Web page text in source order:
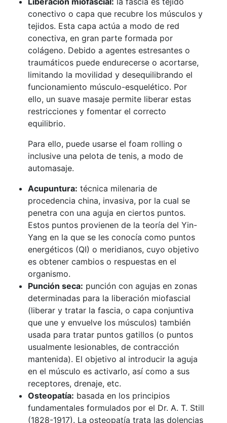
conectivo o capa que recubre los músculos y
tejidos. Esta capa actúa a modo de red
conectiva, en gran parte formada por
colágeno. Debido a agentes estresantes o
traumáticos puede endurecerse o acortarse,
limitando la movilidad y desequilibrando el
funcionamiento músculo-esquelético. Por
ello, un suave masaje permite liberar estas
restricciones y fomentar el correcto
equilibrio.
Para ello, puede usarse el foam rolling o
inclusive una pelota de tenis, a modo de
automasaje.
Acupuntura: técnica milenaria de
procedencia china, invasiva, por la cual se
penetra con una aguja en ciertos puntos.
Estos puntos provienen de la teoría del Yin-
Yang en la que se les conocía como puntos
energéticos (QI) o meridianos, cuyo objetivo
es obtener cambios o respuestas en el
organismo.
Punción seca: punción con agujas en zonas
determinadas para la liberación miofascial
(liberar y tratar la fascia, o capa conjuntiva
que une y envuelve los músculos) también
usada para tratar puntos gatillos (o puntos
usualmente lesionables, de contracción
mantenida). El objetivo al introducir la aguja
en el músculo es activarlo, así como a sus
receptores, drenaje, etc.
Osteopatía: basada en los principios
fundamentales formulados por el Dr. A. T. Still
(1828-1917). La osteopatía trata las dolencias